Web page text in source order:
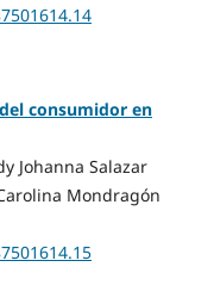
consumidor en
Johanna Salazar
Mondragón